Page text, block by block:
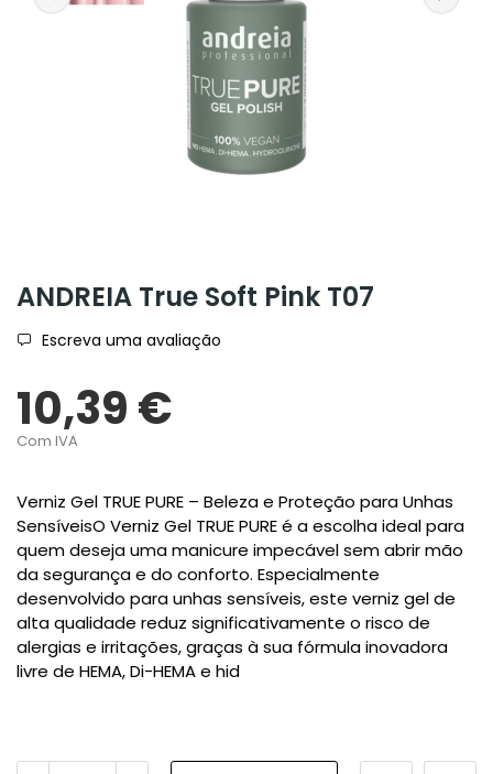
ANDREIA True Soft Pink T07
Escreva uma avaliação
10,39 €
Com IVA
Verniz Gel TRUE PURE – Beleza e Proteção para Unhas
SensíveisO Verniz Gel TRUE PURE é a escolha ideal para
quem deseja uma manicure impecável sem abrir mão
da segurança e do conforto. Especialmente
desenvolvido para unhas sensíveis, este verniz gel de
alta qualidade reduz significativamente o risco de
alergias e irritações, graças à sua fórmula inovadora
livre de HEMA, Di-HEMA e hid